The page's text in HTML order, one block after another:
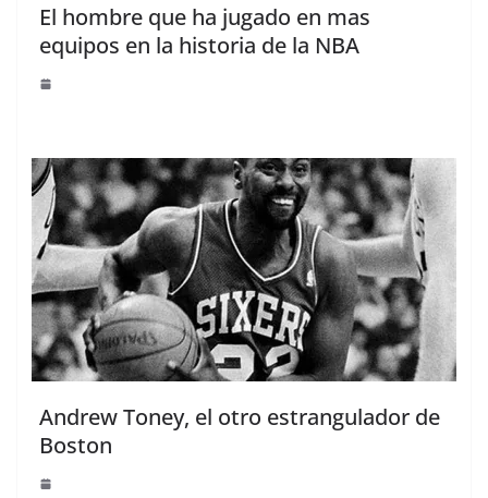
El hombre que ha jugado en mas
equipos en la historia de la NBA
Andrew Toney, el otro estrangulador de
Boston